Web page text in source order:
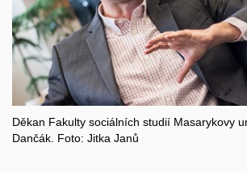
Děkan Fakulty sociálních studií Masarykovy
Dančák. Foto: Jitka Janů